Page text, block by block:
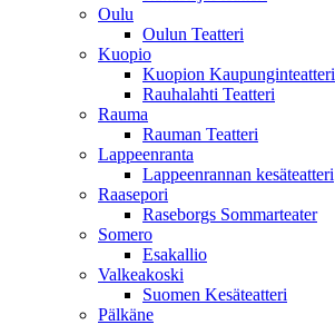
Oulu
Oulun Teatteri
Kuopio
Kuopion Kaupunginteatteri
Rauhalahti Teatteri
Rauma
Rauman Teatteri
Lappeenranta
Lappeenrannan kesäteatteri
Raasepori
Raseborgs Sommarteater
Somero
Esakallio
Valkeakoski
Suomen Kesäteatteri
Pälkäne